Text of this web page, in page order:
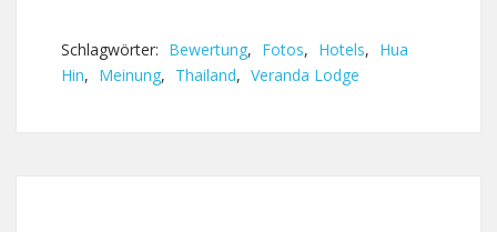
Schlagwörter: Bewertung, Fotos, Hotels, Hua
Hin, Meinung, Thailand, Veranda Lodge